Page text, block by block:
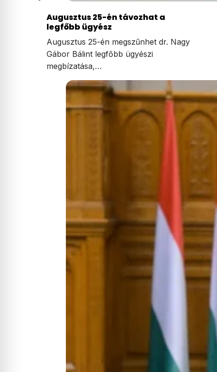
Augusztus 25-én távozhat a
legfőbb ügyész
Augusztus 25-én megszűnhet dr. Nagy
Gábor Bálint legfőbb ügyészi
megbízatása,…